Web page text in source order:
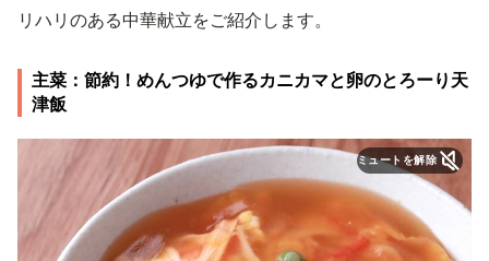
リハリのある中華献立をご紹介します。
主菜：節約！めんつゆで作るカニカマと卵のとろーり天
津飯
ミュートを解除